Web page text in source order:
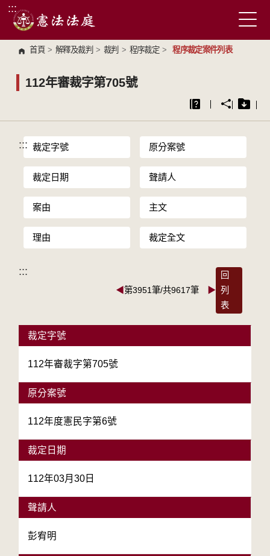
跳到主要內容區塊
:::
首頁 > 解釋及裁判 > 裁判 > 程序裁定 > 程序裁定案件列表
112年審裁字第705號
::: 裁定字號 原分案號
裁定日期 聲請人
案由 主文
理由 裁定全文
:::
◀第3951筆/共9617筆 ▶
回
列
表
裁定字號
112年審裁字第705號
原分案號
112年度憲民字第6號
裁定日期
112年03月30日
聲請人
彭宥明